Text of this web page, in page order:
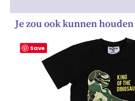
Je zou ook kunnen
Save